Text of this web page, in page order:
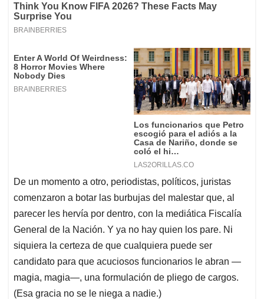
De un momento a otro, periodistas, políticos, juristas
comenzaron a botar las burbujas del malestar que, al
parecer les hervía por dentro, con la mediática Fiscalía
General de la Nación. Y ya no hay quien los pare. Ni
siquiera la certeza de que cualquiera puede ser
candidato para que acuciosos funcionarios le abran —
magia, magia—, una formulación de pliego de cargos.
(Esa gracia no se le niega a nadie.)